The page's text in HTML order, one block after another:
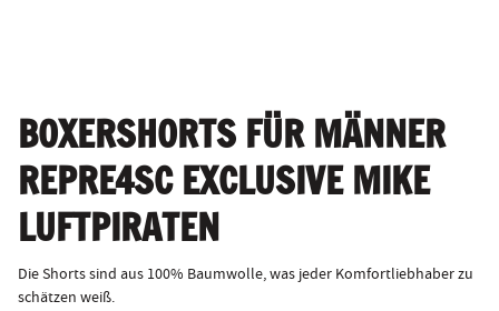
BOXERSHORTS FÜR MÄNNER
REPRE4SC EXCLUSIVE MIKE
LUFTPIRATEN
Die Shorts sind aus 100% Baumwolle, was jeder Komfortliebhaber zu
schätzen weiß.